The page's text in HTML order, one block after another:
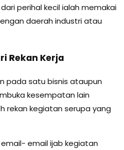
perihal kecil ialah memakai
daerah industri atau
Rekan Kerja
pada satu bisnis ataupun
kesempatan lain
rekan kegiatan serupa yang
email ijab kegiatan